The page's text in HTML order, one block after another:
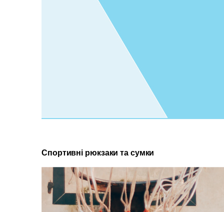
Спортивні рюкзаки та сумки